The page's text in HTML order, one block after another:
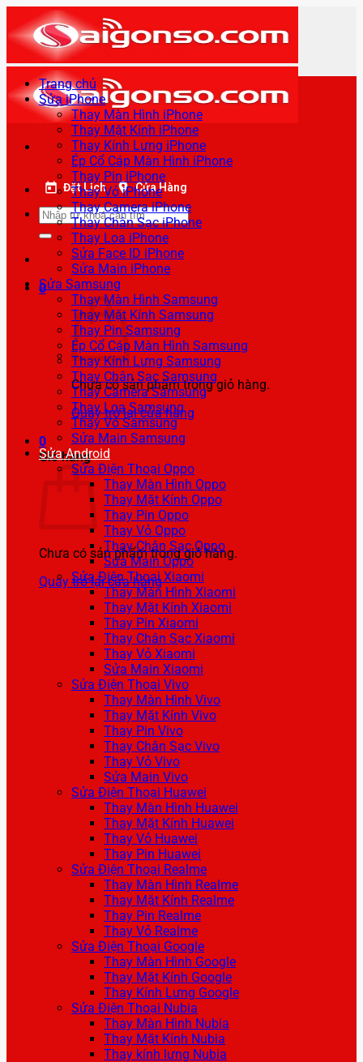
qua
nội
dung
Đặt Lịch Cửa Hàng
Tìm
kiếm:
0
Chưa có sản phẩm trong giỏ hàng.
Quay trở lại cửa hàng
0
Giỏ hàng
Chưa có sản phẩm trong giỏ hàng.
Quay trở lại cửa hàng
Trang chủ
Sửa iPhone
Thay Màn Hình iPhone
Thay Mặt Kính iPhone
Thay Kính Lưng iPhone
Ép Cổ Cáp Màn Hình iPhone
Thay Pin iPhone
Thay Vỏ iPhone
Thay Camera iPhone
Thay Chân Sạc iPhone
Thay Loa iPhone
Sửa Face ID iPhone
Sửa Main iPhone
Sửa Samsung
Thay Màn Hình Samsung
Thay Mặt Kính Samsung
Thay Pin Samsung
Ép Cổ Cáp Màn Hình Samsung
Thay Kính Lưng Samsung
Thay Chân Sạc Samsung
Thay Camera Samsung
Thay Loa Samsung
Thay Vỏ Samsung
Sửa Main Samsung
Sửa Android
Sửa Điện Thoại Oppo
Thay Màn Hình Oppo
Thay Mặt Kính Oppo
Thay Pin Oppo
Thay Vỏ Oppo
Thay Chân Sạc Oppo
Sửa Main Oppo
Sửa Điện Thoại Xiaomi
Thay Màn Hình Xiaomi
Thay Mặt Kính Xiaomi
Thay Pin Xiaomi
Thay Chân Sạc Xiaomi
Thay Vỏ Xiaomi
Sửa Main Xiaomi
Sửa Điện Thoại Vivo
Thay Màn Hình Vivo
Thay Mặt Kính Vivo
Thay Pin Vivo
Thay Chân Sạc Vivo
Thay Vỏ Vivo
Sửa Main Vivo
Sửa Điện Thoại Huawei
Thay Màn Hình Huawei
Thay Mặt Kính Huawei
Thay Vỏ Huawei
Thay Pin Huawei
Sửa Điện Thoại Realme
Thay Màn Hình Realme
Thay Mặt Kính Realme
Thay Pin Realme
Thay Vỏ Realme
Sửa Điện Thoại Google
Thay Màn Hình Google
Thay Mặt Kính Google
Thay Kính Lưng Google
Sửa Điện Thoại Nubia
Thay Màn Hình Nubia
Thay Mặt Kính Nubia
Thay kính lưng Nubia